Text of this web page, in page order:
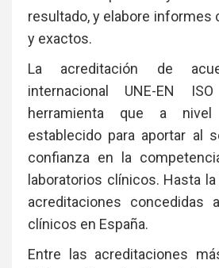
resultado, y elabore informes
y exactos.
La acreditación de
internacional UNE-EN
herramienta que a
establecido para aportar al
confianza en la
laboratorios clínicos. Hasta
acreditaciones concedidas
clínicos en España.
Entre las acreditaciones